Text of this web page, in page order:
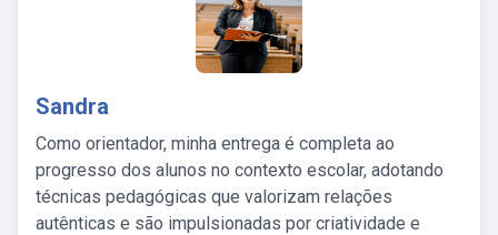
Sandra
Como orientador, minha entrega é completa ao
progresso dos alunos no contexto escolar, adotando
técnicas pedagógicas que valorizam relações
autênticas e são impulsionadas por criatividade e